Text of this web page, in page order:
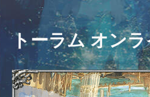
トーラム オン